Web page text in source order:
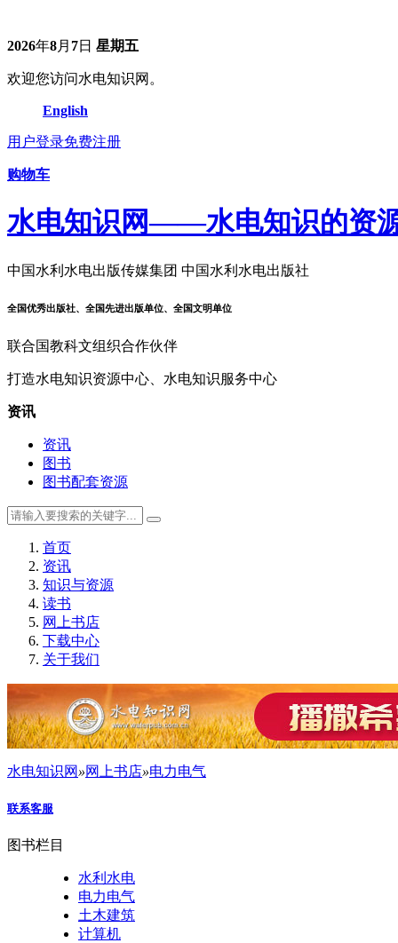
2026年8月 7日 星期五
欢迎您访问水电知识网。
English
用户登录免费注册
购物车
水电知识网——水电知识的资
中国水利水电出版传媒集团 中国水利水电出版社
全国优秀出版社、全国先进出版单位、全国文明单位
联合国教科文组织合作伙伴
打造水电知识资源中心、水电知识服务中心
资讯
资讯
图书
图书配套资源
首页
资讯
知识与资源
读书
网上书店
下载中心
关于我们
水电知识网 »网上书店»电力电气
联系客服
图书栏目
水利水电
电力电气
土木建筑
计算机